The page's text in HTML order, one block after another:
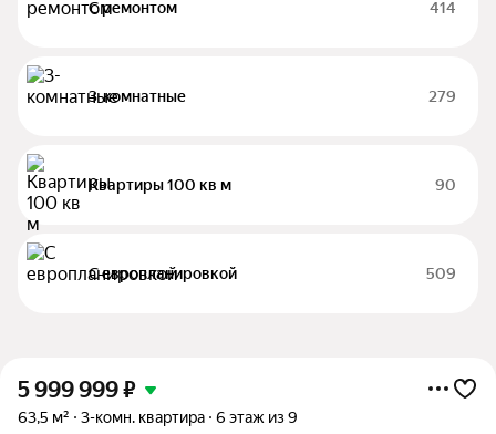
С ремонтом 414
3-комнатные 279
Квартиры 100 кв м 90
С европланировкой 509
5 999 999₽
63,5 м² 3-комн. квартира 6 этаж из 9